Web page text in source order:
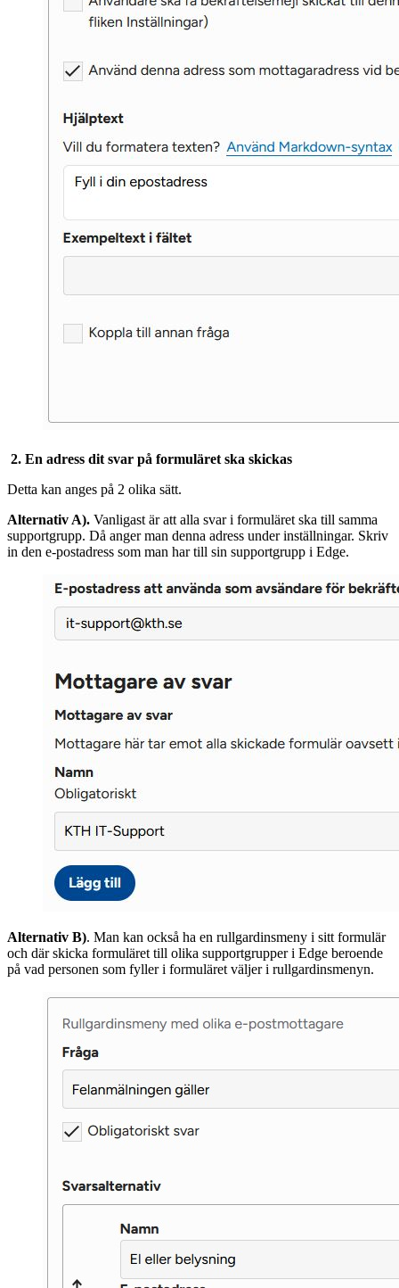
2. En adress dit svar på formuläret ska skickas
Detta kan anges på 2 olika sätt.
Alternativ A). Vanligast är att alla svar i formuläret ska till samma
supportgrupp. Då anger man denna adress under inställningar. Skriv
in den e-postadress som man har till sin supportgrupp i Edge.
Alternativ B). Man kan också ha en rullgardinsmeny i sitt formulär
och där skicka formuläret till olika supportgrupper i Edge beroende
på vad personen som fyller i formuläret väljer i rullgardinsmenyn.